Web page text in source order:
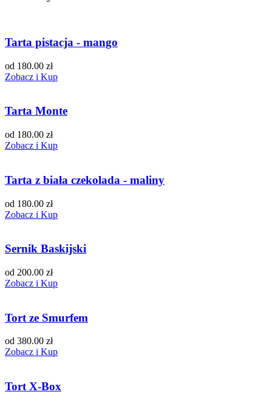
Tarta pistacja - mango
od 180.00 zł
Zobacz i Kup
Tarta Monte
od 180.00 zł
Zobacz i Kup
Tarta z biała czekolada - maliny
od 180.00 zł
Zobacz i Kup
Sernik Baskijski
od 200.00 zł
Zobacz i Kup
Tort ze Smurfem
od 380.00 zł
Zobacz i Kup
Tort X-Box